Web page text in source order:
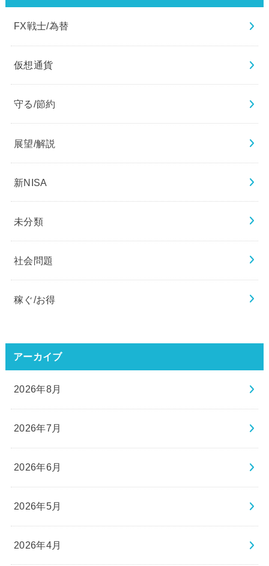
FX戦士/為替
仮想通貨
守る/節約
展望/解説
新NISA
未分類
社会問題
稼ぐ/お得
アーカイブ
2026年8月
2026年7月
2026年6月
2026年5月
2026年4月